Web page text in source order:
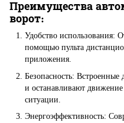
Преимущества
ворот:
Удобство использования:
помощью пульта
приложения.
Безопасность:
и останавливают
ситуации.
Энергоэффективность: